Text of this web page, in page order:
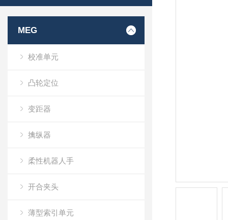
MEG
校准单元
凸轮定位
变距器
擒纵器
柔性机器人手
开合夹头
薄型索引单元